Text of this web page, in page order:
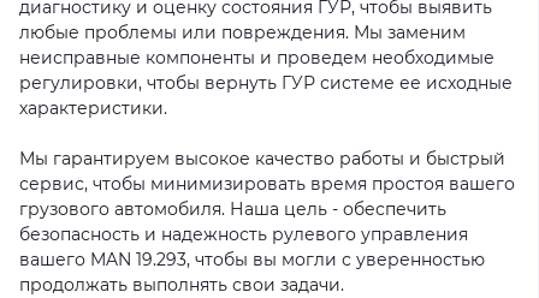
диагностику и оценку состояния ГУР, чтобы выявить
любые проблемы или повреждения. Мы заменим
неисправные компоненты и проведем необходимые
регулировки, чтобы вернуть ГУР системе ее исходные
характеристики.
Мы гарантируем высокое качество работы и быстрый
сервис, чтобы минимизировать время простоя вашего
грузового автомобиля. Наша цель - обеспечить
безопасность и надежность рулевого управления
вашего MAN 19.293, чтобы вы могли с уверенностью
продолжать выполнять свои задачи.